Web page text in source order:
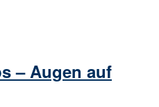
– Augen auf